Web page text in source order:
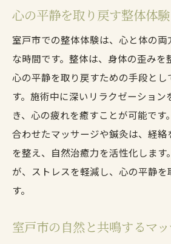
整体とマッサージで心身を
鍼灸の魅力を室戸市の豊かな
する
自然の中で感じる鍼灸の
室戸市での鍼灸体験がも
鍼灸の真髄を自然と共に
豊かな自然が支える鍼灸
心の平静を取り戻す整体体験
室戸市での整体体験は、心と体の
な時間です。整体は、身体の歪みを
心の平静を取り戻すための手段とし
す。施術中に深いリラクゼーション
き、心の疲れを癒すことが可能です
合わせたマッサージや鍼灸は、経絡
を整え、自然治癒力を活性化します
が、ストレスを軽減し、心の平静
す。
室戸市の自然と共鳴するマ